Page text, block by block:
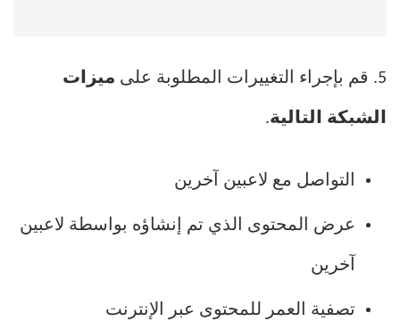
5. قم بإجراء التغييرات المطلوبة على ميزات
الشبكة التالية.
التواصل مع لاعبين آخرين
عرض المحتوى الذي تم إنشاؤه بواسطة لاعبين
آخرين
تصفية العمر للمحتوى عبر الإنترنت